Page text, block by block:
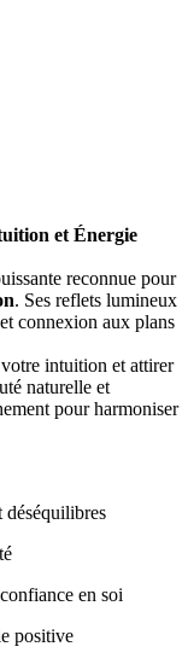
et Énergie
reconnue pour
. Ses reflets lumineux
connexion aux plans
intuition et attirer
naturelle et
pour harmoniser
déséquilibres
en soi
positive